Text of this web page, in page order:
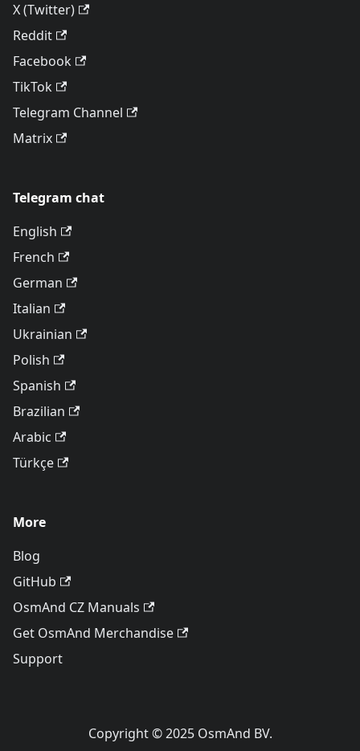
X (Twitter)
Reddit
Facebook
TikTok
Telegram Channel
Matrix
Telegram chat
English
French
German
Italian
Ukrainian
Polish
Spanish
Brazilian
Arabic
Türkçe
More
Blog
GitHub
OsmAnd CZ Manuals
Get OsmAnd Merchandise
Support
Copyright © 2025 OsmAnd BV.